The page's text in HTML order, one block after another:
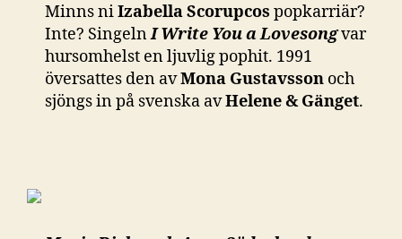
Minns niIzabella Scorupcos popkarriär?
Inte? SingelnI Write You a Lovesongvar
hursomhelst en ljuvlig pophit. 1991
översattes den avMona Gustavsson och
sjöngs in på svenska avHelene & Gänget.